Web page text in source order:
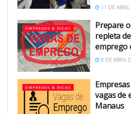
11 DE
EMPREGOS & DICAS
Prepare
repleta
emprego
8 DE ABRIL
EMPREGOS & DICAS
vagas de
Manaus